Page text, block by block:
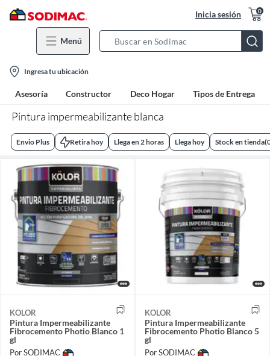
Inicia sesión 0
Menú
Bar
location-
icon
Ingresa tu ubicación
Asesoría Constructor Deco Hogar Tipos de Entrega
Pintura impermeabilizante blanca
Envio Plus Retira hoy Llega en 2 horas Llega hoy Stock en tienda(
KOLOR
Pintura Impermeabilizante
Fibrocemento Photio Blanco 1
gl
Por SODIMAC
KOLOR
Pintura Impermeabilizante
Fibrocemento Photio Blanco 5
gl
Por SODIMAC